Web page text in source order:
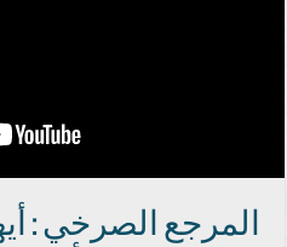
المرجع ‫‏الصرخي‬ :